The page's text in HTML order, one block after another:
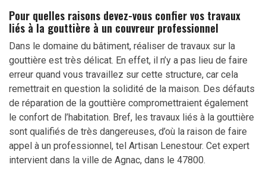
Pour quelles raisons devez-vous confier vos travaux
liés à la gouttière à un couvreur professionnel
Dans le domaine du bâtiment, réaliser de travaux sur la
gouttière est très délicat. En effet, il n’y a pas lieu de faire
erreur quand vous travaillez sur cette structure, car cela
remettrait en question la solidité de la maison. Des défauts
de réparation de la gouttière compromettraient également
le confort de l’habitation. Bref, les travaux liés à la gouttière
sont qualifiés de très dangereuses, d’où la raison de faire
appel à un professionnel, tel Artisan Lenestour. Cet expert
intervient dans la ville de Agnac, dans le 47800.